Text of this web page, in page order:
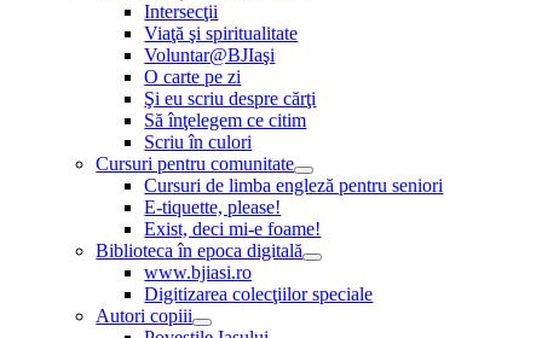
Intersecţii
Viaţă şi spiritualitate
Voluntar@BJIaşi
O carte pe zi
Şi eu scriu despre cărţi
Să înţelegem ce citim
Scriu în culori
Cursuri pentru comunitate
Cursuri de limba engleză pentru seniori
E-tiquette, please!
Exist, deci mi-e foame!
Biblioteca în epoca digitală
www.bjiasi.ro
Digitizarea colecţiilor speciale
Autori copiii